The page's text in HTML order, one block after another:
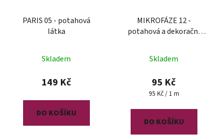
PARIS 05 - potahová
látka
Skladem
149 Kč
DO KOŠÍKU
MIKROFÁZE 12 -
potahová a dekorační
Skladem
95 Kč
Měrná
95 Kč / 1 m
DO KOŠÍKU